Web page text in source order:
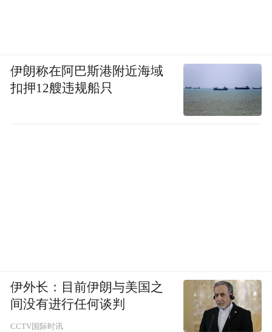
伊朗称在阿巴斯港附近海域
扣押12艘违规船只
伊外长：目前伊朗与美国之
间没有进行任何谈判
CCTV国际时讯